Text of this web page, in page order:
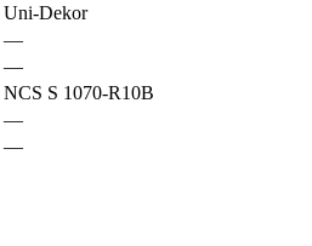
Uni-Dekor
—
—
NCS S 1070-R10B
—
—